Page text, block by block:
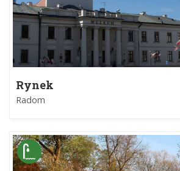
Rynek
Radom